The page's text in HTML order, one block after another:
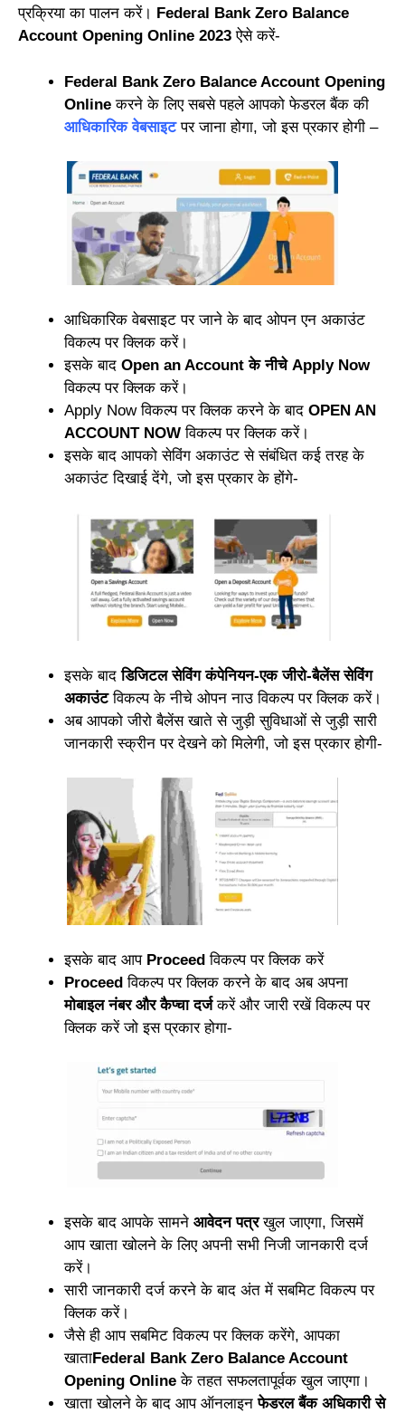
प्रक्रिया का पालन करें। Federal Bank Zero Balance
Account Opening Online 2023 ऐसे करें-
Federal Bank Zero Balance Account Opening
Onlineकरने के लिए सबसे पहले आपको फेडरल बैंक की
आधिकारिक वेबसाइटपर जाना होगा, जो इस प्रकार होगी –
आधिकारिक वेबसाइट पर जाने के बाद ओपन एन अकाउंट
विकल्प पर क्लिक करें।
इसके बाद Open an Account के नीचे Apply Now
विकल्प पर क्लिक करें।
Apply Now विकल्प पर क्लिक करने के बाद OPEN AN
ACCOUNT NOW विकल्प पर क्लिक करें।
इसके बाद आपको सेविंग अकाउंट से संबंधित कई तरह के
अकाउंट दिखाई देंगे, जो इस प्रकार के होंगे-
इसके बादडिजिटल सेविंग कंपेनियन-एक जीरो-बैलेंस सेविंग
अकाउंटविकल्प के नीचे ओपन नाउ विकल्प पर क्लिक करें।
अब आपको जीरो बैलेंस खाते से जुड़ी सुविधाओं से जुड़ी सारी
जानकारी स्क्रीन पर देखने को मिलेगी, जो इस प्रकार होगी-
इसके बाद आप Proceedविकल्प पर क्लिक करें
Proceedविकल्प पर क्लिक करने के बाद अब अपना
मोबाइल नंबर और कैप्चा दर्जकरें और जारी रखें विकल्प पर
क्लिक करें जो इस प्रकार होगा-
इसके बाद आपके सामने आवेदन पत्रखुल जाएगा, जिसमें
आप खाता खोलने के लिए अपनी सभी निजी जानकारी दर्ज
करें।
सारी जानकारी दर्ज करने के बाद अंत में सबमिट विकल्प पर
क्लिक करें।
जैसे ही आप सबमिट विकल्प पर क्लिक करेंगे, आपका
खाताFederal Bank Zero Balance Account
Opening Online के तहत सफलतापूर्वक खुल जाएगा।
खाता खोलने के बाद आप ऑनलाइनफेडरल बैंक अधिकारी से